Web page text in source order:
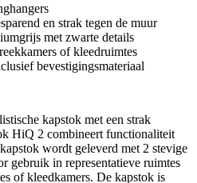
en strak tegen de muur
met zwarte details
of kleedruimtes
bevestigingsmateriaal
kapstok met een strak
HiQ 2 combineert functionaliteit
wordt geleverd met 2 stevige
gebruik in representatieve ruimtes
of kleedkamers. De kapstok is